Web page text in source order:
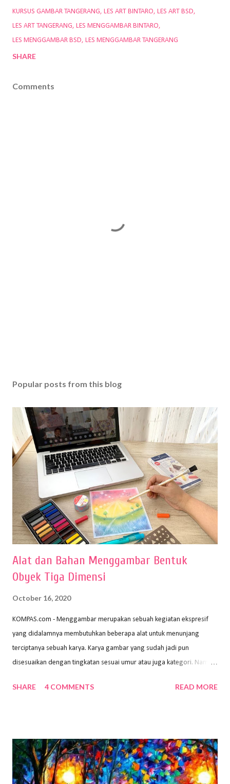
KURSUS GAMBAR TANGERANG
LES ART BINTARO
LES ART BSD
LES ART TANGERANG
LES MENGGAMBAR BINTARO
LES MENGGAMBAR BSD
LES MENGGAMBAR TANGERANG
SHARE
Comments
Popular posts from this blog
Alat dan Bahan Menggambar Bentuk
Obyek Tiga Dimensi
October 16, 2020
KOMPAS.com - Menggambar merupakan sebuah kegiatan ekspresif
yang didalamnya membutuhkan beberapa alat untuk menunjang
terciptanya sebuah karya. Karya gambar yang sudah jadi pun
disesuaikan dengan tingkatan sesuai umur atau juga kategori. Namun,
sehingga hasilnya bisa dilihat. Peran alat dan bahan sangat
memiliki spesifikasi berbeda sesuai jenisnya. Berikut peralatan
menggambar bentuk: 1. Kertas Gambar Kegiatan menggambar
membutuhkan kertas yang baik agar proses pembuatan gambar lebih
SHARE 4 COMMENTS READ MORE